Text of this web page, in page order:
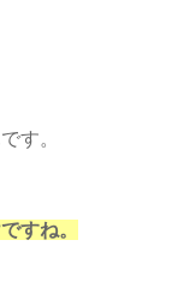
す。
すね。